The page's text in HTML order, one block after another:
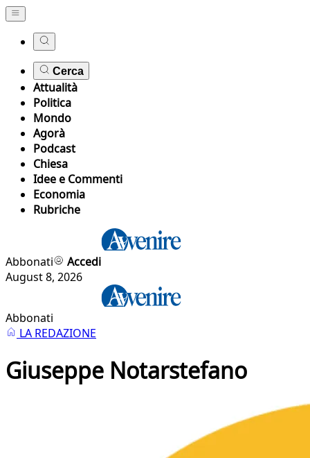
Cerca
Attualità
Politica
Mondo
Agorà
Podcast
Chiesa
Idee e Commenti
Economia
Rubriche
Abbonati
Accedi
August 8, 2026
Abbonati
LA REDAZIONE
Giuseppe Notarstefano